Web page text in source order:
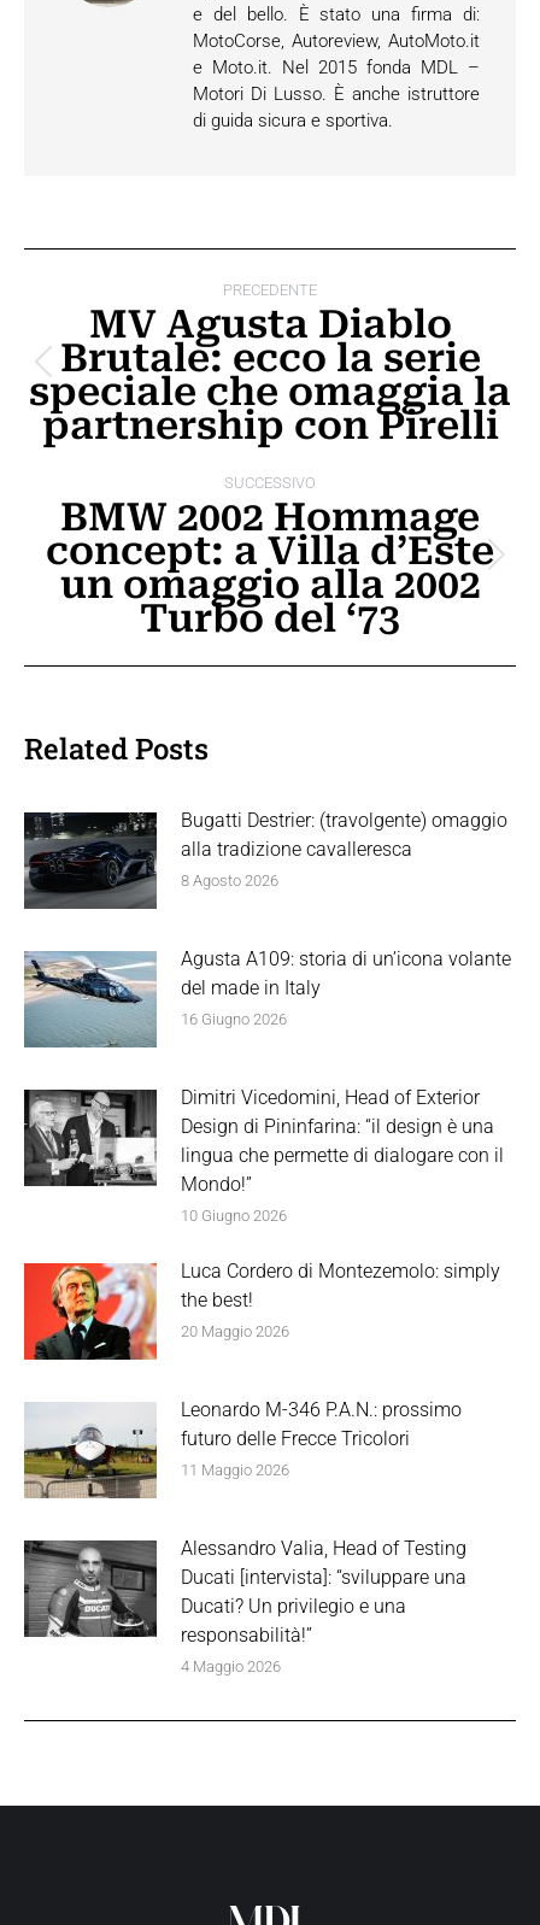
e del bello. È stato una firma di:
MotoCorse, Autoreview, AutoMoto.it
e Moto.it. Nel 2015 fonda MDL –
Motori Di Lusso. È anche istruttore
di guida sicura e sportiva.
post
PRECEDENTE
Post
precedente:
MV Agusta Diablo
Brutale: ecco la serie
speciale che omaggia la
partnership con Pirelli
SUCCESSIVO
Prossimo
post:
BMW 2002 Hommage
concept: a Villa d’Este
un omaggio alla 2002
Turbo del ‘73
Related Posts
Bugatti Destrier: (travolgente) omaggio
alla tradizione cavalleresca
8 Agosto 2026
Agusta A109: storia di un’icona volante
del made in Italy
16 Giugno 2026
Dimitri Vicedomini, Head of Exterior
Design di Pininfarina: “il design è una
lingua che permette di dialogare con il
Mondo!”
10 Giugno 2026
Luca Cordero di Montezemolo: simply
the best!
20 Maggio 2026
Leonardo M-346 P.A.N.: prossimo
futuro delle Frecce Tricolori
11 Maggio 2026
Alessandro Valia, Head of Testing
Ducati [intervista]: “sviluppare una
Ducati? Un privilegio e una
responsabilità!”
4 Maggio 2026